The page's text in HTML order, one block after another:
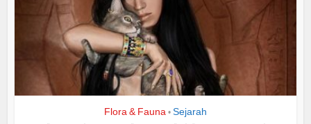
Flora & Fauna • Sejarah